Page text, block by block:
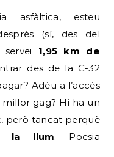
asfàltica, esteu
(sí, des del
1,95 km de
des de la C-32
Adéu a l’accés
millor gag? Hi ha un
però tancat perquè
la llum. Poesia